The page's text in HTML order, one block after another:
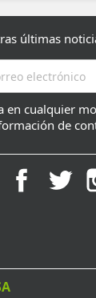
últimas
en cualquier
de
Facebook